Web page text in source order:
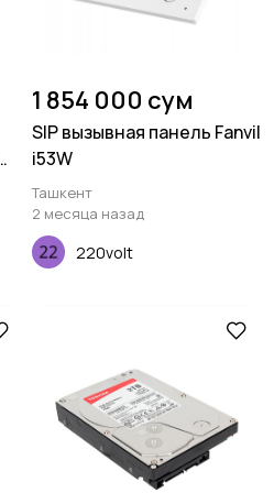
1 854 000 сум
SIP вызывная панель Fanvil
i53W
Ташкент
2 месяца назад
220volt